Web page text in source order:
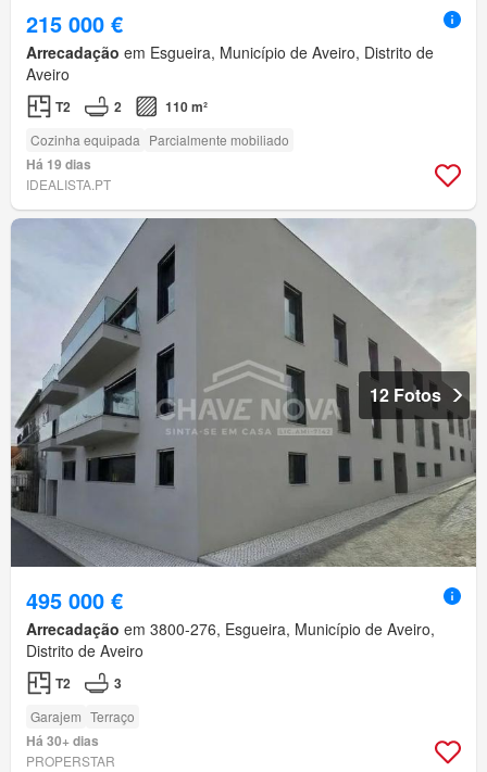
215 000 €
Arrecadação em Esgueira, Município de Aveiro, Distrito de
Aveiro
T2 2 110 m²
Cozinha equipada Parcialmente mobiliado
Há 19 dias
IDEALISTA.PT
12 Fotos
495 000 €
Arrecadação em 3800-276, Esgueira, Município de Aveiro,
Distrito de Aveiro
T2 3
Garajem Terraço
Há 30+ dias
PROPERSTAR